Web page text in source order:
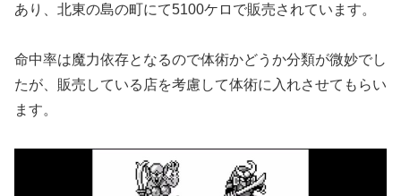
あり、北東の島の町にて5100ケロで販売されています。
命中率は魔力依存となるので体術かどうか分類が微妙でし
たが、販売している店を考慮して体術に入れさせてもらい
ます。